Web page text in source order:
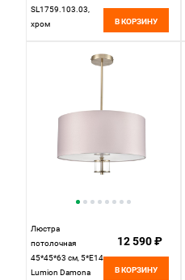
SL1759.103.03,
хром
В КОРЗИНУ
Люстра
потолочная
45*45*63 см, 5*E14
Lumion Damona
12 590 ₽
В КОРЗИНУ